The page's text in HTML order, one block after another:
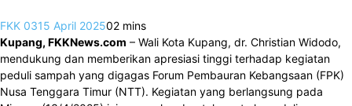
FKK 0315 April 202502 mins
Kupang, FKKNews.com – Wali Kota Kupang, dr. Christian Widodo,
mendukung dan memberikan apresiasi tinggi terhadap kegiatan
peduli sampah yang digagas Forum Pembauran Kebangsaan (FPK)
Nusa Tenggara Timur (NTT). Kegiatan yang berlangsung pada